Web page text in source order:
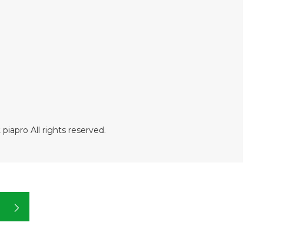
All rights reserved.